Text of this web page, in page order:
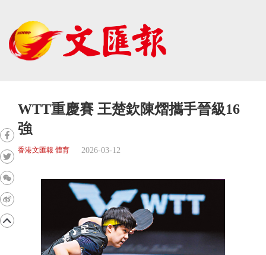
WTT重慶賽 王楚欽陳熠攜手晉級16
強
香港文匯報 體育 2026-03-12